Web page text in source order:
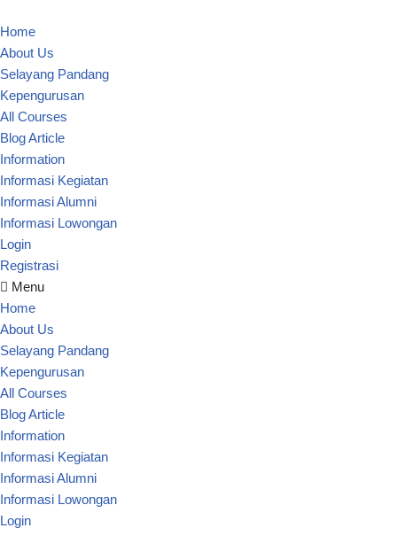
Lompat
ke
konten
Home
About Us
Selayang Pandang
Kepengurusan
All Courses
Blog Article
Information
Informasi Kegiatan
Informasi Alumni
Informasi Lowongan
Login
Registrasi
Menu
Home
About Us
Selayang Pandang
Kepengurusan
All Courses
Blog Article
Information
Informasi Kegiatan
Informasi Alumni
Informasi Lowongan
Login